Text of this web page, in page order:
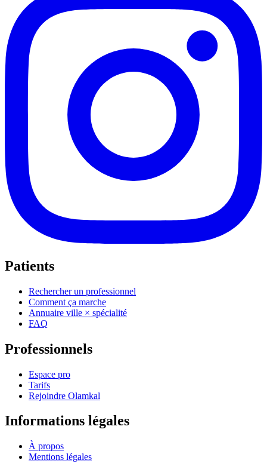
Patients
Rechercher un professionnel
Comment ça marche
Annuaire ville × spécialité
FAQ
Professionnels
Espace pro
Tarifs
Rejoindre Olamkal
Informations légales
À propos
Mentions légales